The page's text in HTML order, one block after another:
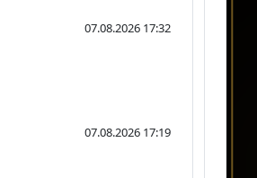
07.08.2026 17:32
07.08.2026 17:19